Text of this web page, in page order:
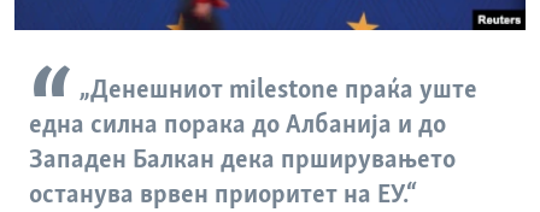
„Денешниот milestone праќа уште
една силна порака до Албанија и до
Западен Балкан дека прширувањето
останува врвен приоритет на ЕУ.“